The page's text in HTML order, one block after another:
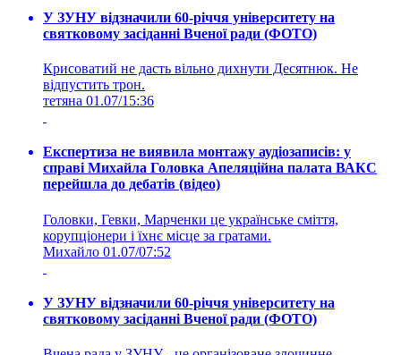
У ЗУНУ відзначили 60-річчя університету на
святковому засіданні Вченої ради (ФОТО)
Крисоватий не дасть вільно дихнути Десятнюк. Не
відпустить трон.
тетяна 01.07/15:36
Експертиза не виявила монтажу аудіозаписів: у
справі Михайла Головка Апеляційна палата ВАКС
перейшла до дебатів (відео)
Головки, Гевки, Марченки це українське сміття,
корупціонери і їхнє місце за гратами.
Михайло 01.07/07:52
У ЗУНУ відзначили 60-річчя університету на
святковому засіданні Вченої ради (ФОТО)